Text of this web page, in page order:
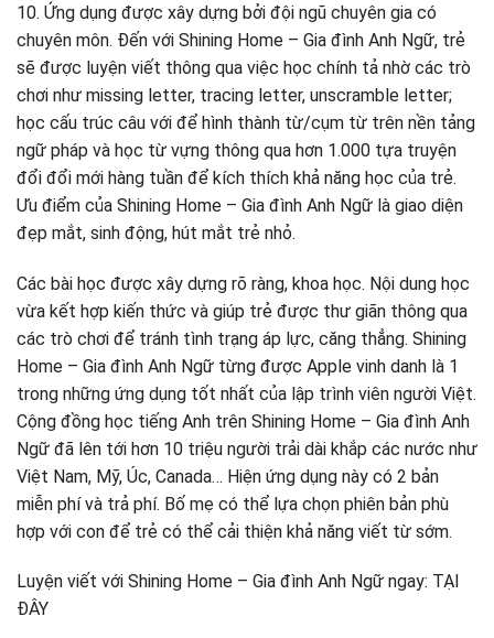
10. Ứng dụng được xây dựng bởi đội ngũ chuyên gia có
chuyên môn. Đến với Shining Home – Gia đình Anh Ngữ, trẻ
sẽ được luyện viết thông qua việc học chính tả nhờ các trò
chơi như missing letter, tracing letter, unscramble letter;
học cấu trúc câu với để hình thành từ/cụm từ trên nền tảng
ngữ pháp và học từ vựng thông qua hơn 1.000 tựa truyện
đổi đổi mới hàng tuần để kích thích khả năng học của trẻ.
Ưu điểm của Shining Home – Gia đình Anh Ngữ là giao diện
đẹp mắt, sinh động, hút mắt trẻ nhỏ.
Các bài học được xây dựng rõ ràng, khoa học. Nội dung học
vừa kết hợp kiến thức và giúp trẻ được thư giãn thông qua
các trò chơi để tránh tình trạng áp lực, căng thẳng. Shining
Home – Gia đình Anh Ngữ từng được Apple vinh danh là 1
trong những ứng dụng tốt nhất của lập trình viên người Việt.
Cộng đồng học tiếng Anh trên Shining Home – Gia đình Anh
Ngữ đã lên tới hơn 10 triệu người trải dài khắp các nước như
Việt Nam, Mỹ, Úc, Canada… Hiện ứng dụng này có 2 bản
miễn phí và trả phí. Bố mẹ có thể lựa chọn phiên bản phù
hợp với con để trẻ có thể cải thiện khả năng viết từ sớm.
Luyện viết với Shining Home – Gia đình Anh Ngữ ngay: TẠI
ĐÂY